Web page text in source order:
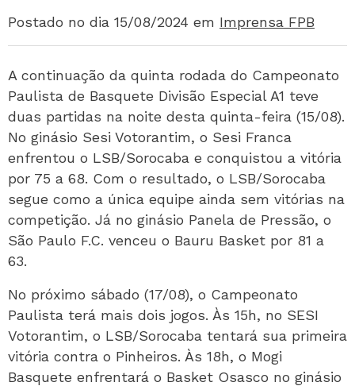
Postado no dia 15/08/2024 em Imprensa FPB
A continuação da quinta rodada do Campeonato
Paulista de Basquete Divisão Especial A1 teve
duas partidas na noite desta quinta-feira (15/08).
No ginásio Sesi Votorantim, o Sesi Franca
enfrentou o LSB/Sorocaba e conquistou a vitória
por 75 a 68. Com o resultado, o LSB/Sorocaba
segue como a única equipe ainda sem vitórias na
competição. Já no ginásio Panela de Pressão, o
São Paulo F.C. venceu o Bauru Basket por 81 a
63.
No próximo sábado (17/08), o Campeonato
Paulista terá mais dois jogos. Às 15h, no SESI
Votorantim, o LSB/Sorocaba tentará sua primeira
vitória contra o Pinheiros. Às 18h, o Mogi
Basquete enfrentará o Basket Osasco no ginásio